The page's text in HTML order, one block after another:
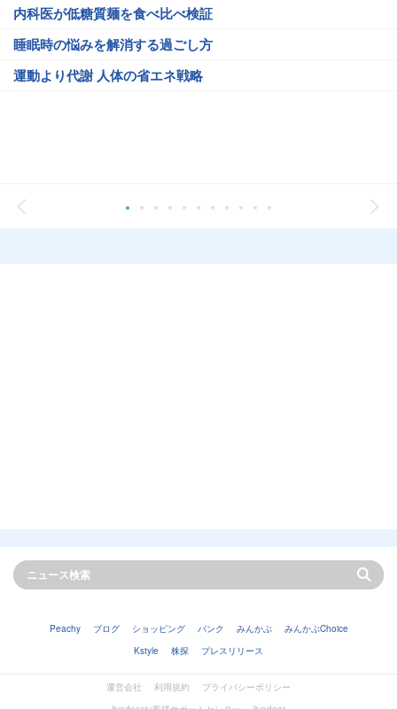
内科医が低糖質麺を食べ比べ検証
睡眠時の悩みを解消する過ごし方
運動より代謝 人体の省エネ戦略
Peachy ブログ ショッピング バンク みんかぶ
みんかぶChoice
Kstyle
株探 プレスリリース
運営会社 利用規約
プライバシーポリシー